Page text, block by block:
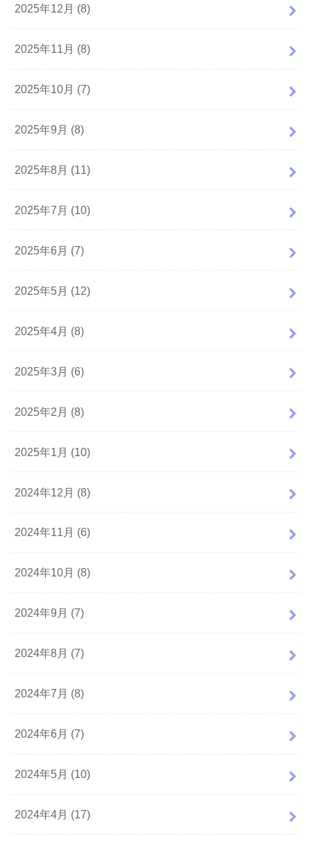
2025年12月 (8)
2025年11月 (8)
2025年10月 (7)
2025年9月 (8)
2025年8月 (11)
2025年7月 (10)
2025年6月 (7)
2025年5月 (12)
2025年4月 (8)
2025年3月 (6)
2025年2月 (8)
2025年1月 (10)
2024年12月 (8)
2024年11月 (6)
2024年10月 (8)
2024年9月 (7)
2024年8月 (7)
2024年7月 (8)
2024年6月 (7)
2024年5月 (10)
2024年4月 (17)